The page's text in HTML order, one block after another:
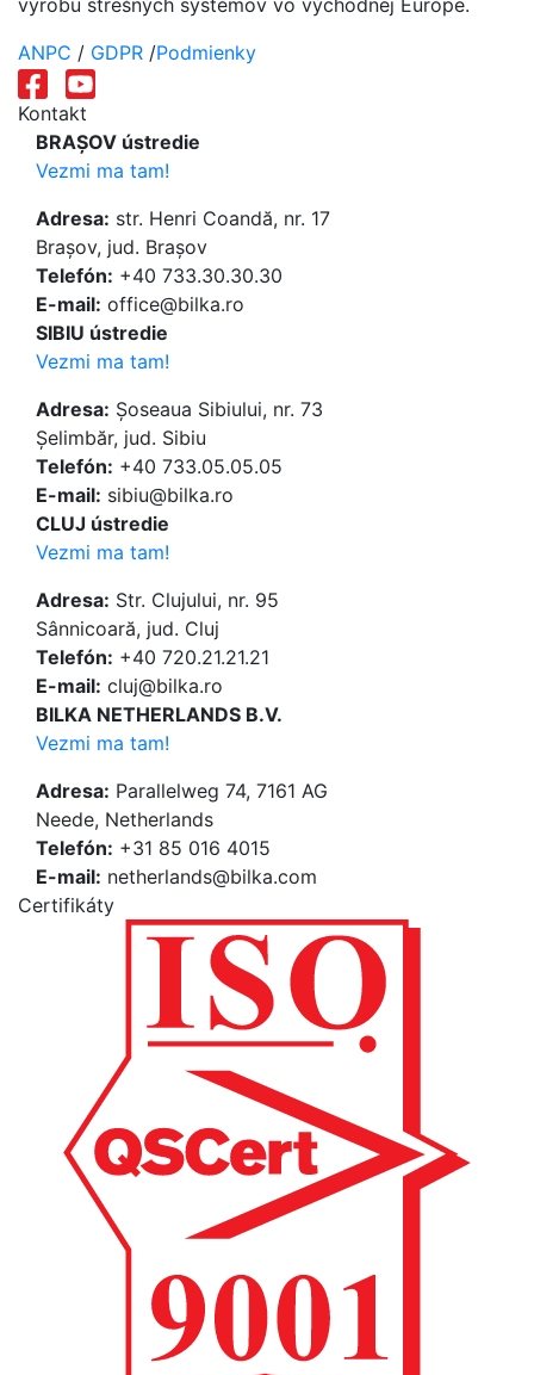
výrobu strešných systémov vo východnej Európe.
ANPC / GDPR /Podmienky
Kontakt
BRAȘOV ústredie
Vezmi ma tam!
Adresa: str. Henri Coandă, nr. 17
Brașov, jud. Brașov
Telefón: +40 733.30.30.30
E-mail: office@bilka.ro
SIBIU ústredie
Vezmi ma tam!
Adresa: Șoseaua Sibiului, nr. 73
Șelimbăr, jud. Sibiu
Telefón: +40 733.05.05.05
E-mail: sibiu@bilka.ro
CLUJ ústredie
Vezmi ma tam!
Adresa: Str. Clujului, nr. 95
Sânnicoară, jud. Cluj
Telefón: +40 720.21.21.21
E-mail: cluj@bilka.ro
BILKA NETHERLANDS B.V.
Vezmi ma tam!
Adresa: Parallelweg 74, 7161 AG
Neede, Netherlands
Telefón: +31 85 016 4015
E-mail: netherlands@bilka.com
Certifikáty